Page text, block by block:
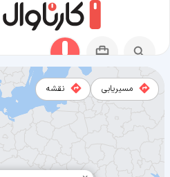
مسیریابی نقشه
مسیر لندن به ازمیر